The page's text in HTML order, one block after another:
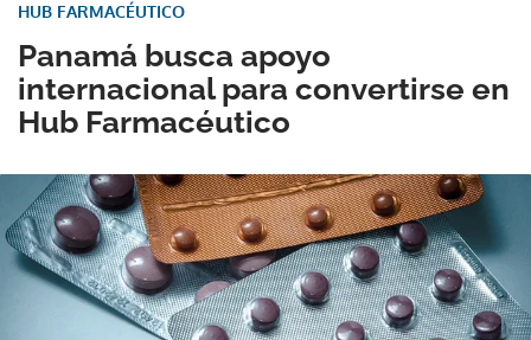
Panamá busca apoyo
internacional para convertirse en
Hub Farmacéutico
HUB FARMACÉUTICO